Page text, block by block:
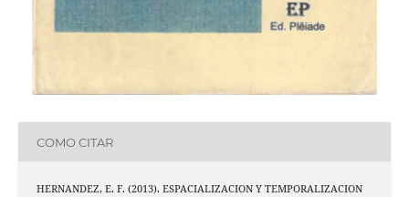
COMO CITAR
HERNANDEZ, E. F. (2013). ESPACIALIZACION Y TEMPORALIZACION